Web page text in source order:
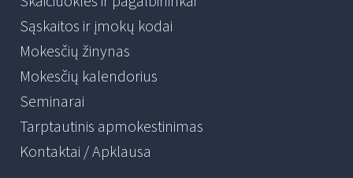
Sąskaitos ir įmokų kodai
Mokesčių žinynas
Mokesčių kalendorius
Seminarai
Tarptautinis apmokestinimas
Kontaktai / Apklausa